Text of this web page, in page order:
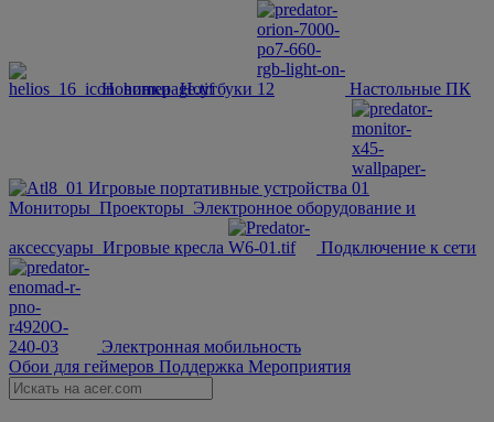
Новинки Ноутбуки Настольные ПК
Игровые портативные устройства
Мониторы Проекторы Электронное оборудование и
аксессуары Игровые кресла Подключение к сети
Электронная мобильность
Обои для геймеров Поддержка Мероприятия